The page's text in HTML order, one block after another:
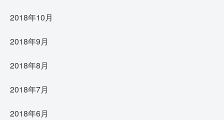
2018年10月
2018年9月
2018年8月
2018年7月
2018年6月